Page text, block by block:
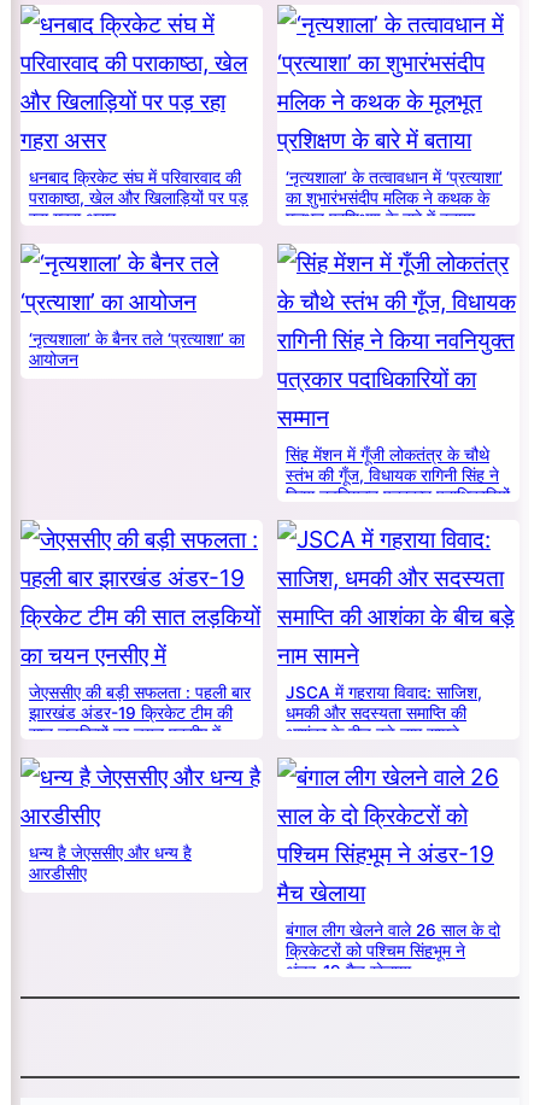
धनबाद क्रिकेट संघ में परिवारवाद की
पराकाष्ठा, खेल और खिलाड़ियों पर पड़
रहा गहरा असर
‘नृत्यशाला’ के तत्वावधान में ‘प्रत्याशा’
का शुभारंभसंदीप मलिक ने कथक के
मूलभूत प्रशिक्षण के बारे में बताया
‘नृत्यशाला’ के बैनर तले ‘प्रत्याशा’ का
आयोजन
सिंह मेंशन में गूँजी लोकतंत्र के चौथे
स्तंभ की गूँज, विधायक रागिनी सिंह ने
किया नवनियुक्त पत्रकार पदाधिकारियों
का सम्मान
जेएससीए की बड़ी सफलता : पहली बार
झारखंड अंडर-19 क्रिकेट टीम की
सात लड़कियों का चयन एनसीए में
JSCA में गहराया विवाद: साजिश,
धमकी और सदस्यता समाप्ति की
आशंका के बीच बड़े नाम सामने
धन्य है जेएससीए और धन्य है
आरडीसीए
बंगाल लीग खेलने वाले 26 साल के दो
क्रिकेटरों को पश्चिम सिंहभूम ने
अंडर-19 मैच खेलाया